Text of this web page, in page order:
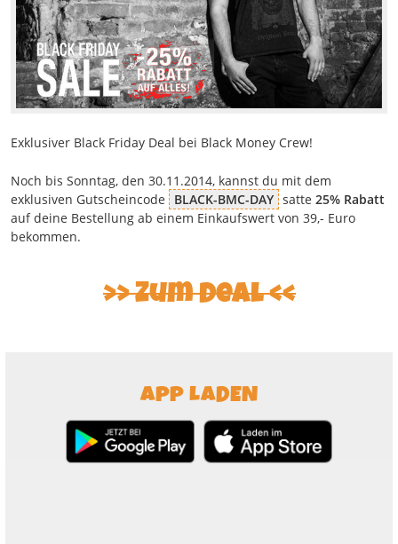
Exklusiver Black Friday Deal bei Black Money Crew!
Noch bis Sonntag, den 30.11.2014, kannst du mit dem
exklusiven Gutscheincode
BLACK-BMC-DAY satte 25% Rabatt
auf deine Bestellung ab einem Einkaufswert von 39,- Euro
bekommen.
>> Zum Deal <<
APP LADEN